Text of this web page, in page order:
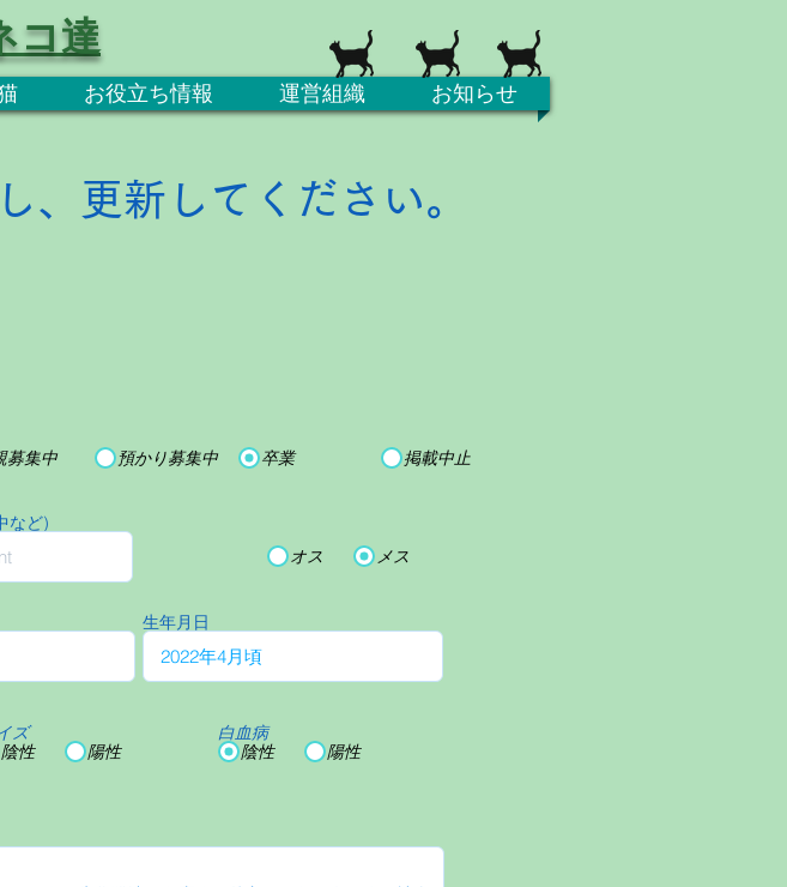
お役立ち情報 運営組織 お知らせ
コ達
、更新してください。
募集中 預かり募集中 卒業 掲載中止
など)
オス メス
生年月日
ズ
陰性
陽性
白血病
陰性
陽性